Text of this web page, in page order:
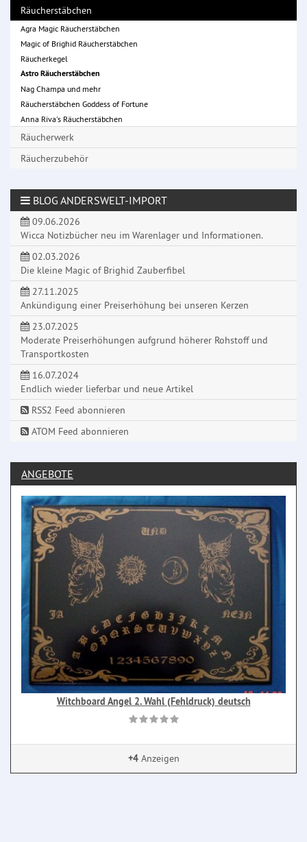
Räucherstäbchen
Agra Magic Räucherstäbchen
Magic of Brighid Räucherstäbchen
Räucherkegel
Astro Räucherstäbchen
Nag Champa und mehr
Räucherstäbchen Goddess of Fortune
Anna Riva's Räucherstäbchen
Räucherwerk
Räucherzubehör
BLOG ANDERSWELT-IMPORT
09.06.2026
Wicca Notizbücher neu im Warenlager und Informationen.
02.03.2026
Die kleine Magic of Brighid Zauberfibel
27.11.2025
Ankündigung einer Preiserhöhung bei unseren Kerzen
23.07.2025
Moderate Preiserhöhungen aufgrund höherer Rohstoff und
Transportkosten
16.07.2024
Endlich wieder lieferbar und neue Artikel
RSS2 Feed abonnieren
ATOM Feed abonnieren
ANGEBOTE
Witchboard Angel 2. Wahl (Fehldruck) deutsch
+4Anzeigen